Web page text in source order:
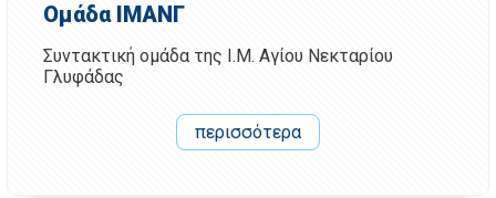
Ομάδα ΙΜΑΝΓ
Συντακτική ομάδα της Ι.Μ. Αγίου Νεκταρίου
Γλυφάδας
περισσότερα